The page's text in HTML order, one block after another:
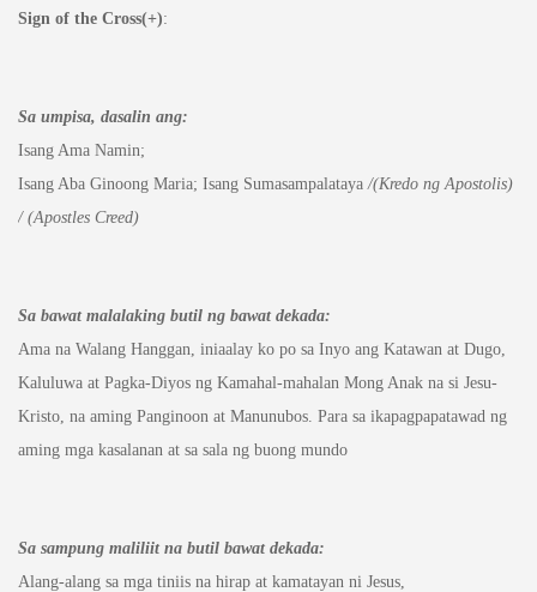
Sign of the Cross(+):
Sa umpisa, dasalin ang:
Isang Ama Namin;
Isang Aba Ginoong Maria; Isang Sumasampalataya/(Kredo ng Apostolis)
/ (Apostles Creed)
Sa bawat malalaking butil ng bawat dekada:
Ama na Walang Hanggan, iniaalay ko po sa Inyo ang Katawan at Dugo,
Kaluluwa at Pagka-Diyos ng Kamahal-mahalan Mong Anak na si Jesu-
Kristo, na aming Panginoon at Manunubos. Para sa ikapagpapatawad ng
aming mga kasalanan at sa sala ng buong mundo
Sa sampung maliliit na butil bawat dekada:
Alang-alang sa mga tiniis na hirap at kamatayan ni Jesus,